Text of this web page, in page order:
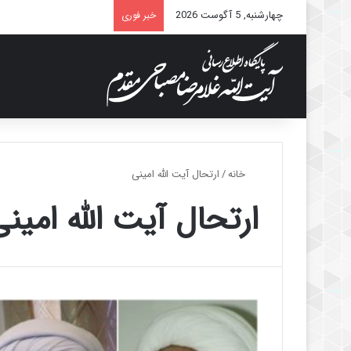
چهارشنبه, 5 آگوست 2026 خبر فوری
خانه/ارتحال آیت الله امینی
ارتحال آیت الله